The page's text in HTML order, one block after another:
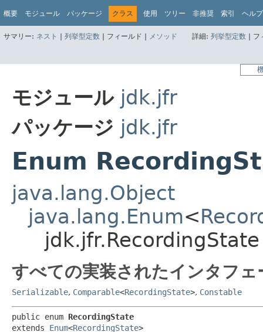
概要 モジュール パッケージ クラス 使用 ツリー 非推奨 索引 ヘルプ
サマリー: ネスト | 列挙型定数 | フィールド | メソッド 詳細: 列挙型定数 | フ
モジュール jdk.jfr
パッケージ jdk.jfr
Enum
java.lang.Object
java.lang.Enum<
jdk.jfr.RecordingState
すべての実装されたインタフ
Serializable, Comparable<RecordingState>, Constable
public enum RecordingState
extends Enum<RecordingState>